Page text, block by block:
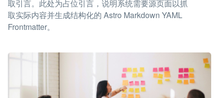
取引言。此处为占位引言，说明系统需要源页面以抓
取实际内容并生成结构化的 Astro Markdown YAML
Frontmatter。